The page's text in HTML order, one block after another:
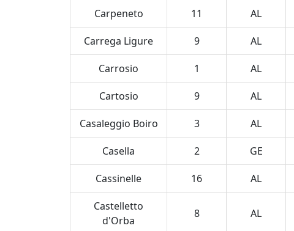
Carpeneto 11 AL
Carrega Ligure 9 AL
Carrosio 1 AL
Cartosio 9 AL
Casaleggio Boiro 3 AL
Casella 2 GE
Cassinelle 16 AL
Castelletto
d'Orba
8 AL